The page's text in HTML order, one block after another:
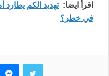
اقرأ ايضا:
في خطر؟
تويتر